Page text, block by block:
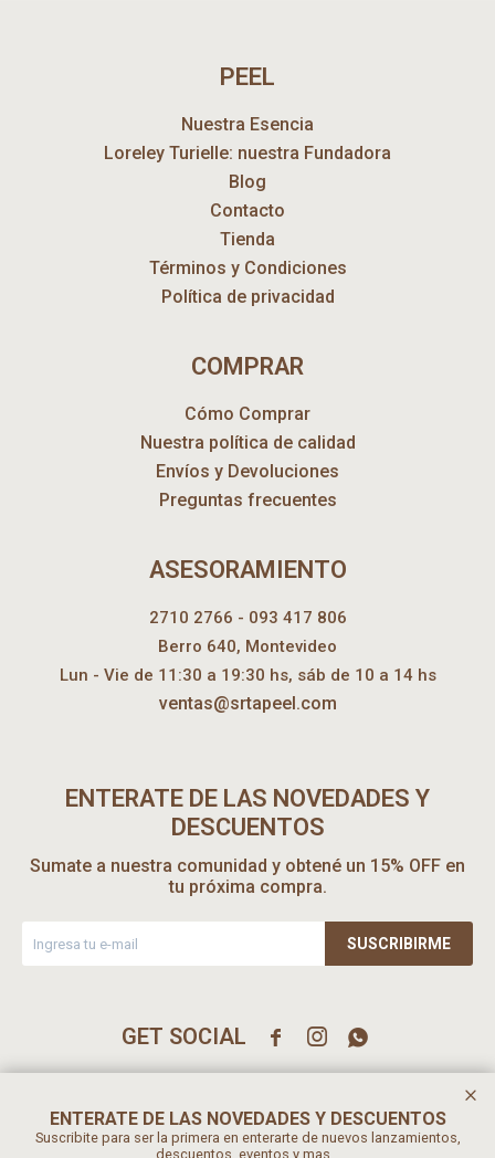
PEEL
Nuestra Esencia
Loreley Turielle: nuestra Fundadora
Blog
Contacto
Tienda
Términos y Condiciones
Política de privacidad
COMPRAR
Cómo Comprar
Nuestra política de calidad
Envíos y Devoluciones
Preguntas frecuentes
ASESORAMIENTO
2710 2766 - 093 417 806
Berro 640, Montevideo
Lun - Vie de 11:30 a 19:30 hs, sáb de 10 a 14 hs
ventas@srtapeel.com
ENTERATE DE LAS NOVEDADES Y
DESCUENTOS
Sumate a nuestra comunidad y obtené un 15% OFF en
tu próxima compra.
SUSCRIBIRME
  
ENTERATE DE LAS NOVEDADES Y DESCUENTOS
Suscribite para ser la primera en enterarte de nuevos lanzamientos,
descuentos, eventos y mas...